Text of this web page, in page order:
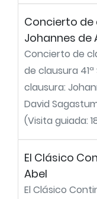
Concierto de
Johannes de
Concierto de
de clausura
clausura:
David
(Visita guiada:
El Clásico
Abel
El Clásico